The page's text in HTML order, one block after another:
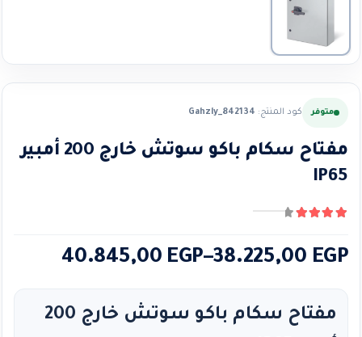
متوفر كود المنتج: Gahzly_842134
مفتاح سكام باكو سوتش خارج 200 أمبير
IP65
38.225,00 EGP
–
40.845,00 EGP
نطاق
من
مفتاح سكام باكو سوتش خارج 200